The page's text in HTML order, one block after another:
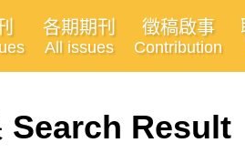
各期期刊
All issues
徵稿啟事
Contribution
Search Result